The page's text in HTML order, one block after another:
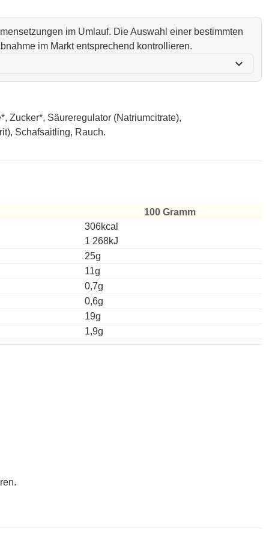
im Umlauf. Die Auswahl einer bestimmten
im Markt entsprechend kontrollieren.
expand_more
Zucker*, Säureregulator (Natriumcitrate),
Schafsaitling, Rauch.
100 Gramm
306kcal
1 268kJ
25g
11g
0,7g
0,6g
19g
1,9g